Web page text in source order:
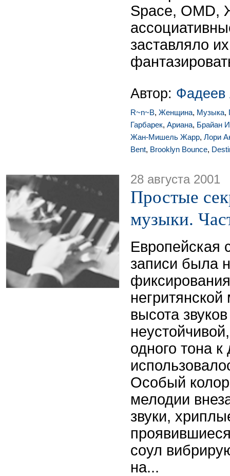
Space, OMD,
заставляло
Автор: Фадеев
R~n~B, Женщина, Музыка,
Гарбарек, Ариана, Брайан
Жан-Мишель Жарр, Лори
Bent, Brooklyn Bounce,
28 августа 2001
Простые
музыки.
Европейская
записи была
негритянской
высота
одного тона к
Особый
мелодии
звуки,
соул
на...